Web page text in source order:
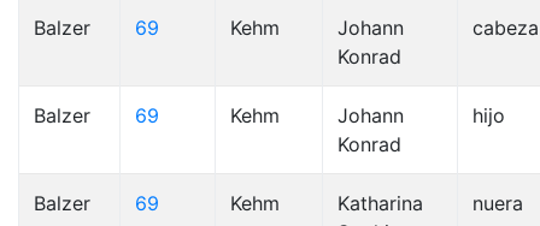
Balzer 69 Kehm
Johann
Konrad
cabeza
Balzer 69 Kehm
Johann
Konrad
hijo
Balzer 69 Kehm
Katharina
nuera